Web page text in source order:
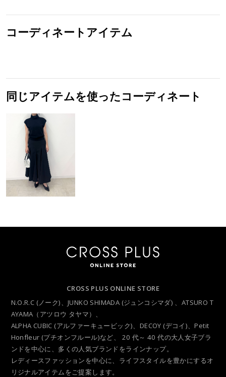
コーディネートアイテム
同じアイテムを使ったコーディネート
CROSS PLUS ONLINE STORE
N.O.R.C (ノーク)、JUNKO SHIMADA (ジュンコシマダ) 、ATSURO T
AYAMA（アツロウ タヤマ）、
ALPHA CUBIC (アルファーキュービック)、DECOY (デコイ)、Petit
Honfleur (プチオンフルール)など、 20 代～ 40 代の大人女子ブラ
ンドを中心に、多くの人気ブランドをラインナップ。
レディースファッションを中心に、ライフスタイルを豊かにするオ
リジナルアイテムをご提案します。